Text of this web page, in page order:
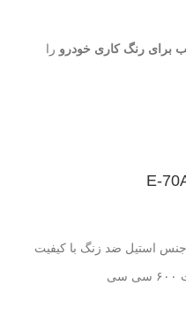
برای رنگ کاری خودرو را